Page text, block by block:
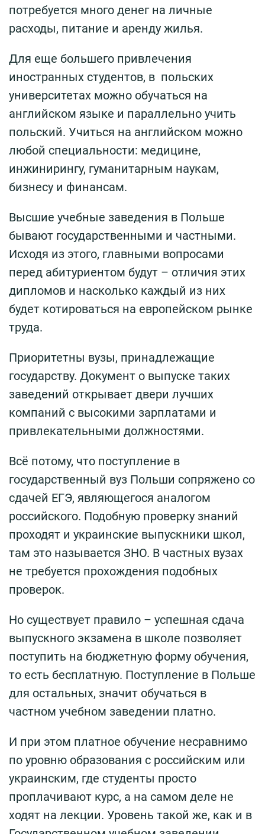
потребуется много денег на личные
расходы, питание и аренду жилья.
Для еще большего привлечения
иностранных студентов, в польских
университетах можно обучаться на
английском языке и параллельно учить
польский. Учиться на английском можно
любой специальности: медицине,
инжинирингу, гуманитарным наукам,
бизнесу и финансам.
Высшие учебные заведения в Польше
бывают государственными и частными.
Исходя из этого, главными вопросами
перед абитуриентом будут – отличия этих
дипломов и насколько каждый из них
будет котироваться на европейском рынке
труда.
Приоритетны вузы, принадлежащие
государству. Документ о выпуске таких
заведений открывает двери лучших
компаний с высокими зарплатами и
привлекательными должностями.
Всё потому, что поступление в
государственный вуз Польши сопряжено со
сдачей ЕГЭ, являющегося аналогом
российского. Подобную проверку знаний
проходят и украинские выпускники школ,
там это называется ЗНО. В частных вузах
не требуется прохождения подобных
проверок.
Но существует правило – успешная сдача
выпускного экзамена в школе позволяет
поступить на бюджетную форму обучения,
то есть бесплатную. Поступление в Польше
для остальных, значит обучаться в
частном учебном заведении платно.
И при этом платное обучение несравнимо
по уровню образования с российским или
украинским, где студенты просто
проплачивают курс, а на самом деле не
ходят на лекции. Уровень такой же, как и в